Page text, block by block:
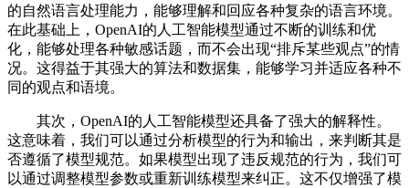
的自然语言处理能力，能够理解和回应各种复杂的语言环境。
在此基础上，OpenAI的人工智能模型通过不断的训练和优
化，能够处理各种敏感话题，而不会出现“排斥某些观点”的情
况。这得益于其强大的算法和数据集，能够学习并适应各种不
同的观点和语境。
其次，OpenAI的人工智能模型还具备了强大的解释性。
这意味着，我们可以通过分析模型的行为和输出，来判断其是
否遵循了模型规范。如果模型出现了违反规范的行为，我们可
以通过调整模型参数或重新训练模型来纠正。这不仅增强了模